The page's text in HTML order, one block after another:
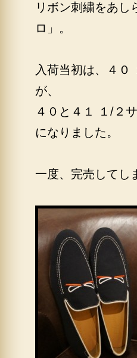
リボン刺繍をあし
ロ」。
入荷当初は、４０
が、
４０と４１ １/２
になりました。
一度、完売してし